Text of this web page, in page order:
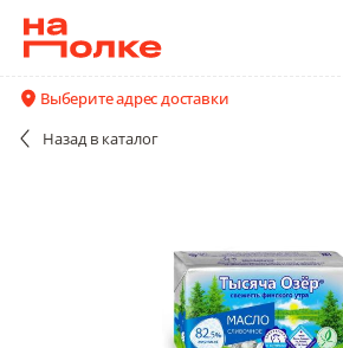
Выберите адрес доставки
Назад в каталог
Масло сливочное Тысяча
обертка